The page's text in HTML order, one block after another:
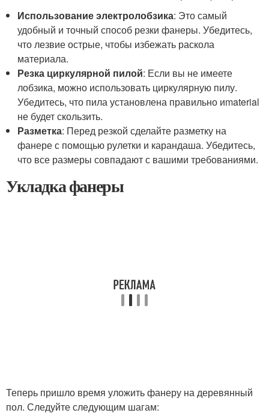
Использование электролобзика: Это самый
удобный и точный способ резки фанеры. Убедитесь,
что лезвие острые, чтобы избежать раскола
материала.
Резка циркулярной пилой: Если вы не имеете
лобзика, можно использовать циркулярную пилу.
Убедитесь, что пила установлена правильно иmaterial
не будет скользить.
Разметка: Перед резкой сделайте разметку на
фанере с помощью рулетки и карандаша. Убедитесь,
что все размеры совпадают с вашими требованиями.
Укладка фанеры
Теперь пришло время уложить фанеру на деревянный
пол. Следуйте следующим шагам: